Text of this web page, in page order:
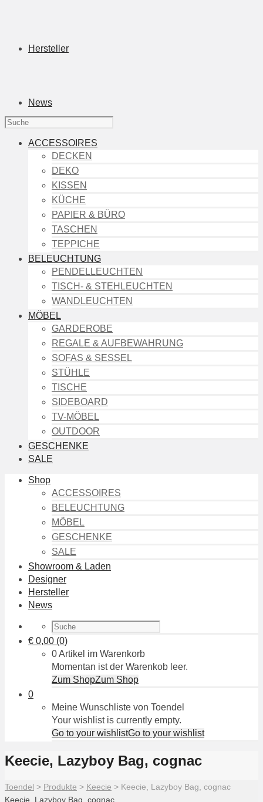
Hersteller
News
ACCESSOIRES
DECKEN
DEKO
KISSEN
KÜCHE
PAPIER & BÜRO
TASCHEN
TEPPICHE
BELEUCHTUNG
PENDELLEUCHTEN
TISCH- & STEHLEUCHTEN
WANDLEUCHTEN
MÖBEL
GARDEROBE
REGALE & AUFBEWAHRUNG
SOFAS & SESSEL
STÜHLE
TISCHE
SIDEBOARD
TV-MÖBEL
OUTDOOR
GESCHENKE
SALE
Shop
ACCESSOIRES
BELEUCHTUNG
MÖBEL
GESCHENKE
SALE
Showroom & Laden
Designer
Hersteller
News
€ 0,00 (0)
0 Artikel im Warenkorb
Momentan ist der Warenkob leer.
Zum ShopZum Shop
0
Meine Wunschliste von Toendel
Your wishlist is currently empty.
Go to your wishlistGo to your wishlist
Keecie, Lazyboy Bag, cognac
Toendel > Produkte > Keecie > Keecie, Lazyboy Bag, cognac
Keecie, Lazyboy Bag, cognac